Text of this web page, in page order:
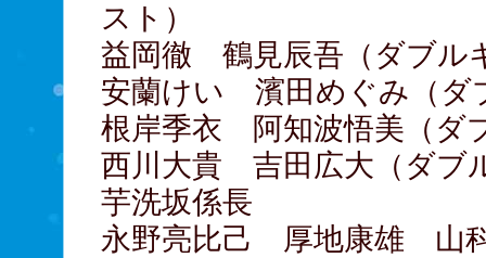
スト）
益岡徹 鶴見辰吾（ダブル
安蘭けい 濱田めぐみ（ダ
根岸季衣 阿知波悟美（ダ
西川大貴 吉田広大（ダブ
芋洗坂係長
永野亮比己 厚地康雄 山